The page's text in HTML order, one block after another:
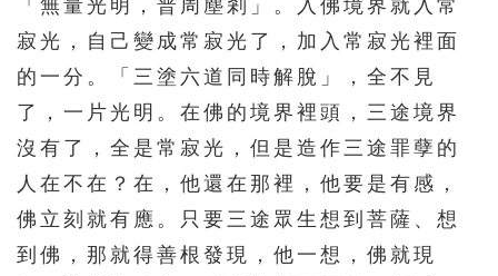
「無量光明，普周塵剎」。入佛境界就入常
寂光，自己變成常寂光了，加入常寂光裡面
的一分。「三塗六道同時解脫」，全不見
了，一片光明。在佛的境界裡頭，三途境界
沒有了，全是常寂光，但是造作三途罪孽的
人在不在？在，他還在那裡，他要是有感，
佛立刻就有應。只要三途眾生想到菩薩、想
到佛，那就得善根發現，他一想，佛就現